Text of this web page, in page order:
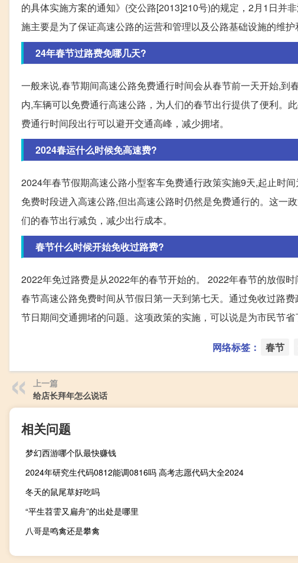
的具体实施方案的通知》(交公路[2013]210号)的规定，2月1日并
施主要是为了保证高速公路的运营和管理以及公路基础设施的维护
24年春节过路费免哪几天?
一般来说,春节期间高速公路免费通行时间会从春节前一天开始,
内,车辆可以免费通行高速公路，为人们的春节出行提供了便利。
费通行时间段出行可以避开交通高峰，减少拥堵。
2024春运什么时候免高速费?
2024年春节假期高速公路小型客车免费通行政策实施9天,起止时
免费时段进入高速公路,但出高速公路时仍然是免费通行的。这一
们的春节出行减负，减少出行成本。
春节什么时候开始免收过路费?
2022年免过路费是从2022年的春节开始的。 2022年春节的放假
春节高速公路免费时间从节假日第一天到第七天。通过免收过路
节日期间交通拥堵的问题。这项政策的实施，可以说是为市民节省
网络标签： 春节
上一篇
给店长拜年怎么说话
相关问题
梦幻西游哪个队最快赚钱
2024年研究生代码0812能调0816吗 高考志愿代码大全2024
冬天的鼠尾草好吃吗
“平生苕霅又扁舟”的出处是哪里
八哥是鸣禽还是攀禽